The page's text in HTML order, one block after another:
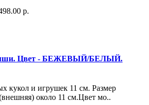
р.
Цвет - БЕЖЕВЫЙ/БЕЛЫЙ.
кукол и игрушек 11 см. Размер
около 11 см.Цвет мо..